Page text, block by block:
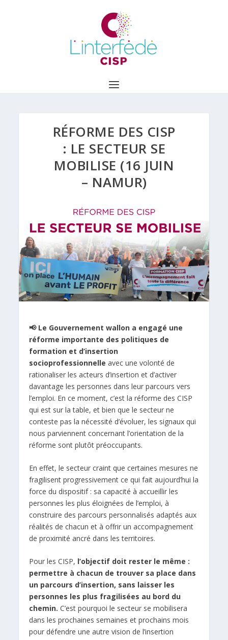
RÉFORME DES CISP
: LE SECTEUR SE
MOBILISE (16 JUIN
– NAMUR)
📢 Le Gouvernement wallon a engagé une
réforme importante des politiques de
formation et d’insertion
socioprofessionnelle avec une volonté de
rationaliser les acteurs d’insertion et d’activer
davantage les personnes dans leur parcours vers
l’emploi. En ce moment, c’est la réforme des CISP
qui est sur la table, et bien que le secteur ne
conteste pas la nécessité d’évoluer, les signaux qui
nous parviennent concernant l’orientation de la
réforme sont plutôt préoccupants.
En effet, le secteur craint que certaines mesures ne
fragilisent progressivement ce qui fait aujourd’hui la
force du dispositif : sa capacité à accueillir les
personnes les plus éloignées de l’emploi, à
construire des parcours personnalisés adaptés aux
réalités de chacun et à offrir un accompagnement
de proximité ancré dans les territoires.
Pour les CISP, l’objectif doit rester le même :
permettre à chacun de trouver sa place dans
un parcours d’insertion, sans laisser les
personnes les plus fragilisées au bord du
chemin. C’est pourquoi le secteur se mobilisera
dans les prochaines semaines et prochains mois
pour défendre une autre vision de l’insertion